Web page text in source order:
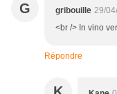
G gribouille 29/
<br /> In vino
Répondre